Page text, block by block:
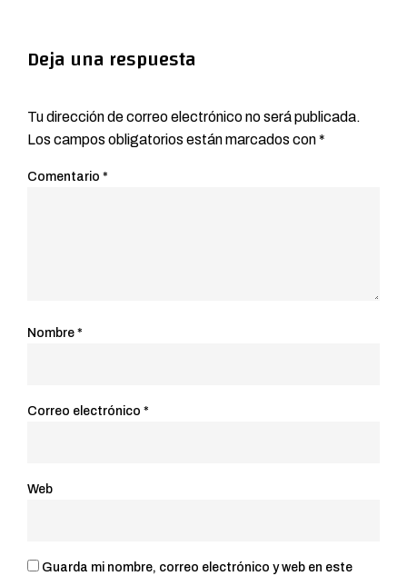
Deja una respuesta
Tu dirección de correo electrónico no será publicada.
Los campos obligatorios están marcados con*
Comentario *
Nombre *
Correo electrónico *
Web
Guarda mi nombre, correo electrónico y web en este